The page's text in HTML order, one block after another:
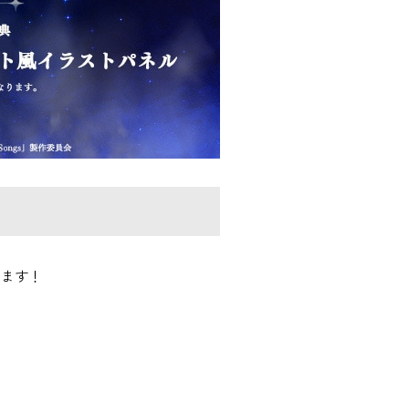
す！